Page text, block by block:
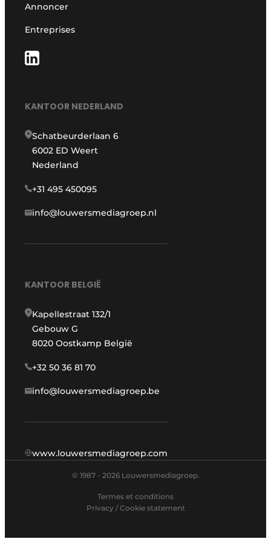
Annoncer
Entreprises
KANTOOR NEDERLAND
Schatbeurderlaan 6
6002 ED Weert
Nederland
+31 495 450095
info@louwersmediagroep.nl
KANTOOR BELGIË
Kapellestraat 132/1
Gebouw G
8020 Oostkamp België
+32 50 36 81 70
info@louwersmediagroep.be
www.louwersmediagroep.com
© 1987 - 2026 Louwersmediagroep.
Termes et conditions
Privacy / Cookie statement